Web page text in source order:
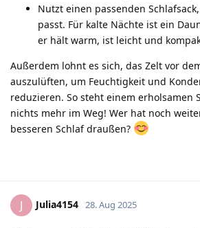
Nutzt einen passenden
passt. Für kalte Nächte ist ein
er hält warm, ist leicht und
Außerdem lohnt es sich, das Zelt vor
auszulüften, um Feuchtigkeit und
reduzieren. So steht einem erholsamen
nichts mehr im Weg! Wer hat noch
besseren Schlaf draußen?
J Julia4154 28. Aug 2025